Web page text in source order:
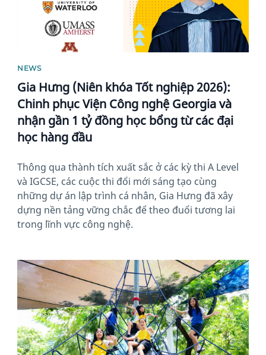
NEWS
Gia Hưng (Niên khóa Tốt nghiệp 2026):
Chinh phục Viện Công nghệ Georgia và
nhận gần 1 tỷ đồng học bổng từ các đại
học hàng đầu
Thông qua thành tích xuất sắc ở các kỳ thi A Level
và IGCSE, các cuộc thi đổi mới sáng tạo cùng
những dự án lập trình cá nhân, Gia Hưng đã xây
dựng nền tảng vững chắc để theo đuổi tương lai
trong lĩnh vực công nghệ.
News image